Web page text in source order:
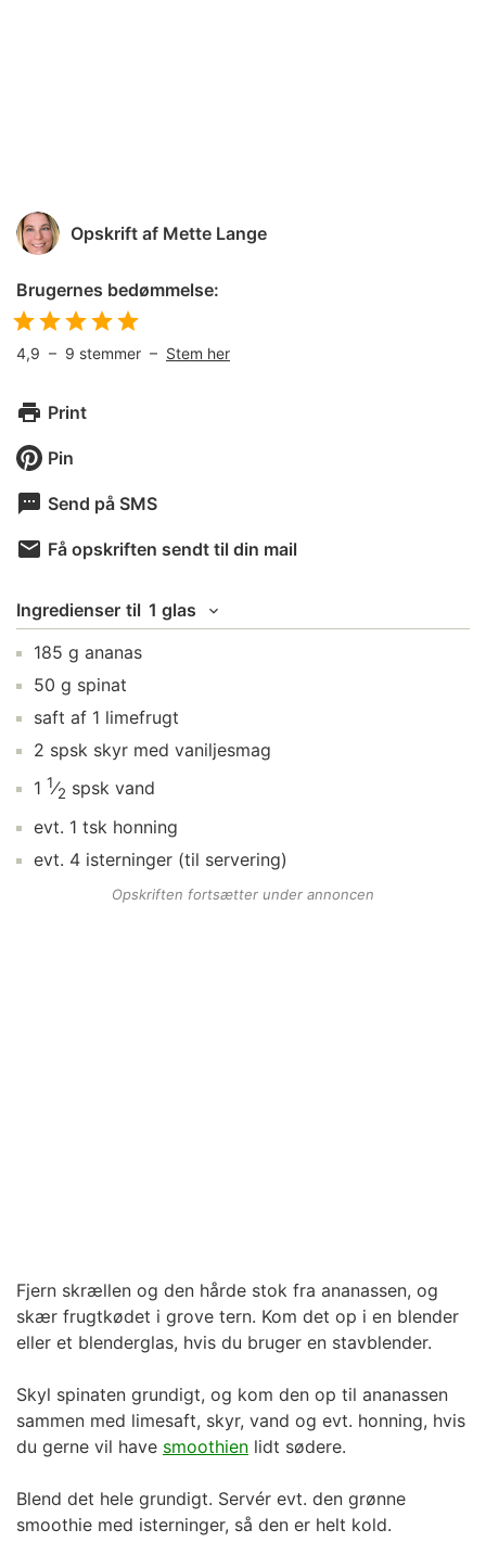
Opskrift af Mette Lange
Brugernes bedømmelse:
4,9 – 9 stemmer – Stem her
Print
Pin
Send på SMS
Få opskriften sendt til din mail
Ingredienser til 1 glas
185 g ananas
50 g spinat
saft af 1 limefrugt
2 spsk skyr med vaniljesmag
1 1⁄2 spsk vand
evt. 1 tsk honning
evt. 4 isterninger (til servering)
Opskriften fortsætter under annoncen
Fjern skrællen og den hårde stok fra ananassen, og
skær frugtkødet i grove tern. Kom det op i en blender
eller et blenderglas, hvis du bruger en stavblender.
Skyl spinaten grundigt, og kom den op til ananassen
sammen med limesaft, skyr, vand og evt. honning, hvis
du gerne vil have smoothien lidt sødere.
Blend det hele grundigt. Servér evt. den grønne
smoothie med isterninger, så den er helt kold.